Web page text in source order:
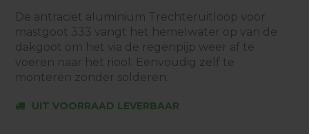
De antraciet aluminium Trechteruitloop voor
mastgoot 333 vangt het hemelwater op van de
dakgoot om het via de regenpijp weer af te
voeren naar het riool. Eenvoudig zelf te
monteren zonder solderen.
UIT VOORRAAD LEVERBAAR